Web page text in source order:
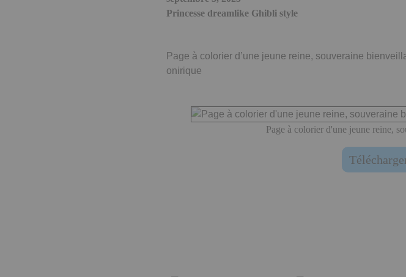
Princesse dreamlike Ghibli style
Page à colorier d’une jeune reine, souveraine
onirique
Page à colorier d'une jeune reine,